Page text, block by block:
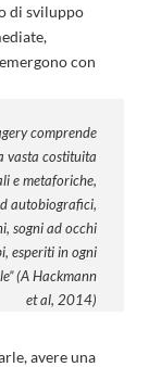
di sviluppo
con
comprende
vasta costituita
e metaforiche,
autobiografici,
sogni ad occhi
esperiti in ogni
(A Hackmann
et al, 2014)
avere una